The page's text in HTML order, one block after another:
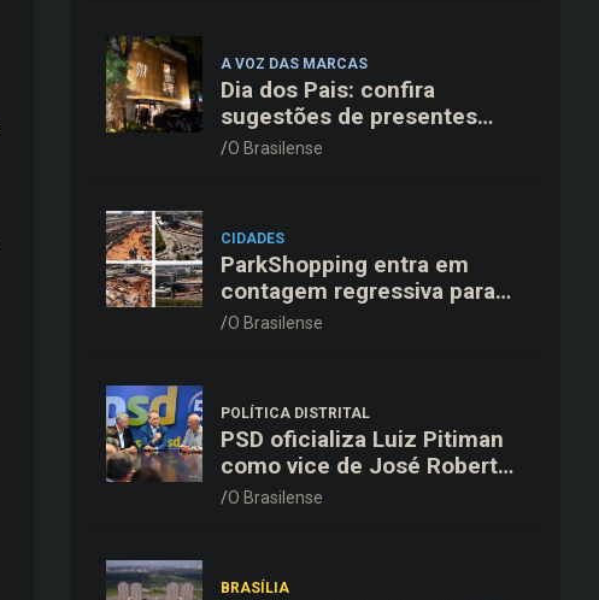
A VOZ DAS MARCAS
Dia dos Pais: confira
sugestões de presentes
organizadas por faixas de
O Brasilense
CIDADES
ParkShopping entra em
contagem regressiva para
inaugurar 10ª Expansão em
O Brasilense
POLÍTICA DISTRITAL
PSD oficializa Luiz Pitiman
como vice de José Roberto
Arruda na corrida pelo GDF
O Brasilense
BRASÍLIA